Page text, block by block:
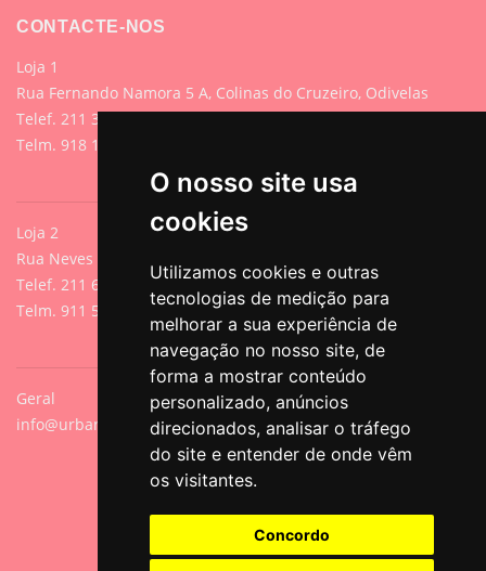
O nosso site usa
cookies
Utilizamos cookies e outras
tecnologias de medição para
melhorar a sua experiência de
navegação no nosso site, de
forma a mostrar conteúdo
personalizado, anúncios
direcionados, analisar o tráfego
do site e entender de onde vêm
os visitantes.
Concordo
CONTACTE-NOS
Loja 1
Rua Fernando Namora 5 A, Colinas do Cruzeiro, Odivelas
Telef. 211 395 882 (Chamada para rede fixa nacional)
Telm. 918 107 618 (Chamada para rede móvel nacional)
Loja 2
Rua Neves de Sousa 13A, Cacilhas, Oeiras
Telef. 211 640 788 (Chamada para rede fixa nacional)
Telm. 911 571 542 (Chamada para rede móvel nacional)
Geral
info@urbanpets.pt